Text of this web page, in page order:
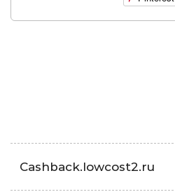
Cashback.lowcost2.ru